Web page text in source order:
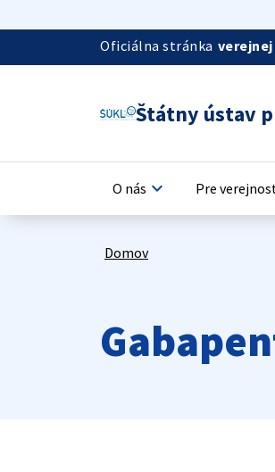
Oficiálna stránka verejnej
Štátny ústav
O nás keyboard_arrow_down Pre
Domov